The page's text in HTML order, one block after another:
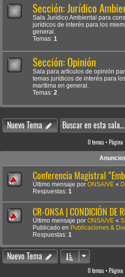
Sección: Jurídico
Sala Jurídico Ambiental para
jurídicos de interés para los
general.
Temas: 1
Sección: Opinión
Sala para artículos de opinión
temas jurídicos de interés para
marítima en general.
Temas: 2
Nuevo Tema
0 temas • Página
Conferencia Magistral
Último mensaje por ONSA/VE «
Respuestas: 1
CR-ONSA | CONDICIÓN DE
Último mensaje por ONSA/VE «
Publicado en Publicaciones &
Respuestas: 1
Nuevo Tema
0 temas • Página